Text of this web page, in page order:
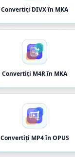
Convertiți DIVX în MKA
Convertiți M4R în MKA
Convertiți MP4 în OPUS